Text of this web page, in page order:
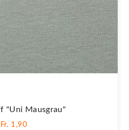
"Uni Mausgrau"
Fr. 1,90